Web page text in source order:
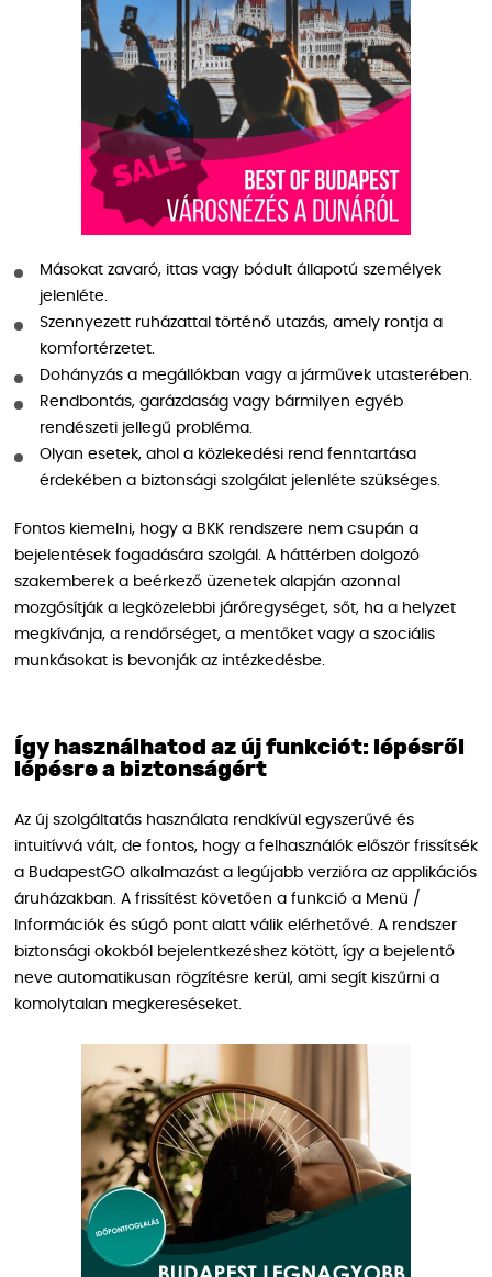
Másokat zavaró, ittas vagy bódult állapotú személyek
jelenléte.
Szennyezett ruházattal történő utazás, amely rontja a
komfortérzetet.
Dohányzás a megállókban vagy a járművek utasterében.
Rendbontás, garázdaság vagy bármilyen egyéb
rendészeti jellegű probléma.
Olyan esetek, ahol a közlekedési rend fenntartása
érdekében a biztonsági szolgálat jelenléte szükséges.
Fontos kiemelni, hogy a BKK rendszere nem csupán a
bejelentések fogadására szolgál. A háttérben dolgozó
szakemberek a beérkező üzenetek alapján azonnal
mozgósítják a legközelebbi járőregységet, sőt, ha a helyzet
megkívánja, a rendőrséget, a mentőket vagy a szociális
munkásokat is bevonják az intézkedésbe.
Így használhatod az új funkciót: lépésről
lépésre a biztonságért
Az új szolgáltatás használata rendkívül egyszerűvé és
intuitívvá vált, de fontos, hogy a felhasználók először frissítsék
a BudapestGO alkalmazást a legújabb verzióra az applikációs
áruházakban. A frissítést követően a funkció a Menü /
Információk és súgó pont alatt válik elérhetővé. A rendszer
biztonsági okokból bejelentkezéshez kötött, így a bejelentő
neve automatikusan rögzítésre kerül, ami segít kiszűrni a
komolytalan megkereséseket.